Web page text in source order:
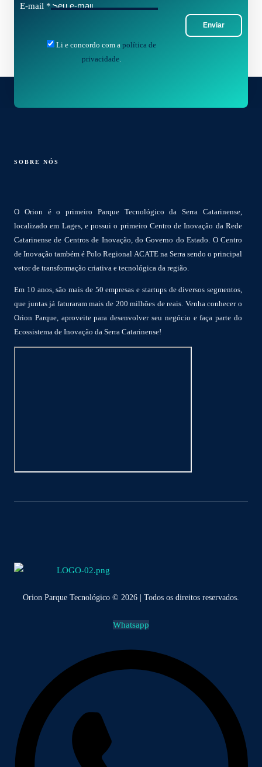
E-mail *
Enviar
Li e concordo com a política de
privacidade.
SOBRE NÓS
O Orion é o primeiro Parque Tecnológico da Serra Catarinense,
localizado em Lages, e possui o primeiro Centro de Inovação da Rede
Catarinense de Centros de Inovação, do Governo do Estado. O Centro
de Inovação também é Polo Regional ACATE na Serra sendo o principal
vetor de transformação criativa e tecnológica da região.
Em 10 anos, são mais de 50 empresas e startups de diversos segmentos,
que juntas já faturaram mais de 200 milhões de reais. Venha conhecer o
Orion Parque, aproveite para desenvolver seu negócio e faça parte do
Ecossistema de Inovação da Serra Catarinense!
Orion Parque Tecnológico © 2026 | Todos os direitos reservados.
Whatsapp